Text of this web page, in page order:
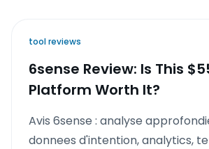
tool reviews
6sense Review: Is This
Platform Worth It?
Avis 6sense : analyse
donnees d'intention, analytics,